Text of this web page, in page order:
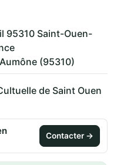
95310 Saint-Ouen-
(95310)
de Saint Ouen
Contacter →